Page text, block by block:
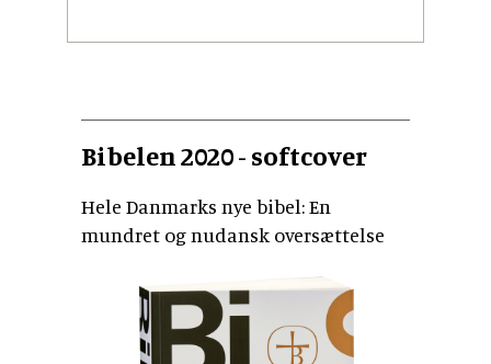
Bibelen 2020 - softcover
Hele Danmarks nye bibel: En
mundret og nudansk oversættelse